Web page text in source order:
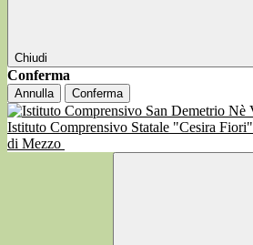
Chiudi
Conferma
Annulla Conferma
Istituto Comprensivo Statale "Cesira Fiori"
di Mezzo